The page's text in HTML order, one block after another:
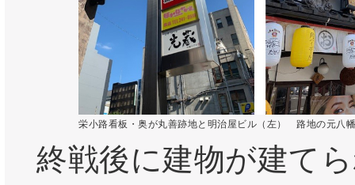
栄小路看板・奥が丸善跡地と明治屋ビル（左） 路地の元八
終戦後に建物が建て